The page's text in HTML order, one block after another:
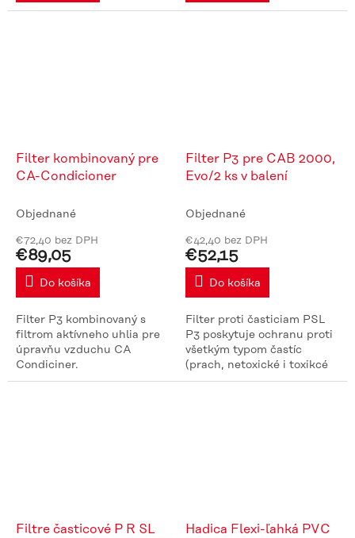
Filter kombinovaný pre
CA-Condicioner
Objednané
€72,40 bez DPH
€89,05
Do košíka
Filter P3 kombinovaný s
filtrom aktívneho uhlia pre
úpravňu vzduchu CA
Condiciner.
Filter P3 pre CAB 2000,
Evo/2 ks v balení
Objednané
€42,40 bez DPH
€52,15
Do košíka
Filter proti časticiam PSL
P3 poskytuje ochranu proti
všetkým typom častíc
(prach, netoxické i toxikcé
dymy, kvapalné i pevné
Filtre časticové P R SL
Hadica Flexi-ľahká PVC